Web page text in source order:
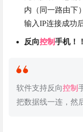
内（同一路由下
输入IP连接成功
反向控制手机！！
软件支持反向控制
把数据线一连，然